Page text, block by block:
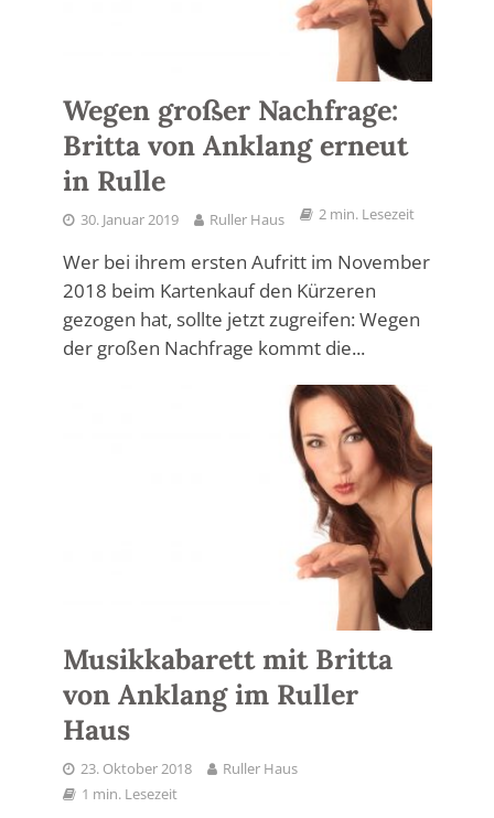
Wegen großer Nachfrage:
Britta von Anklang erneut
in Rulle
30. Januar 2019 Ruller Haus 2 min. Lesezeit
Wer bei ihrem ersten Aufritt im November
2018 beim Kartenkauf den Kürzeren
gezogen hat, sollte jetzt zugreifen: Wegen
der großen Nachfrage kommt die...
Musikkabarett mit Britta
von Anklang im Ruller
Haus
23. Oktober 2018
Ruller Haus
1 min. Lesezeit